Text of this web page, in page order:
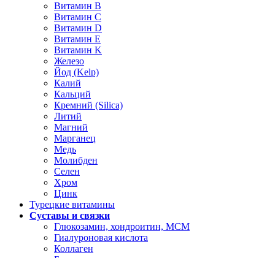
Витамин В
Витамин C
Витамин D
Витамин Е
Витамин K
Железо
Йод (Kelp)
Калий
Кальций
Кремний (Silica)
Литий
Магний
Марганец
Медь
Молибден
Селен
Хром
Цинк
Турецкие витамины
Суставы и связки
Глюкозамин, хондроитин, МСМ
Гиалуроновая кислота
Коллаген